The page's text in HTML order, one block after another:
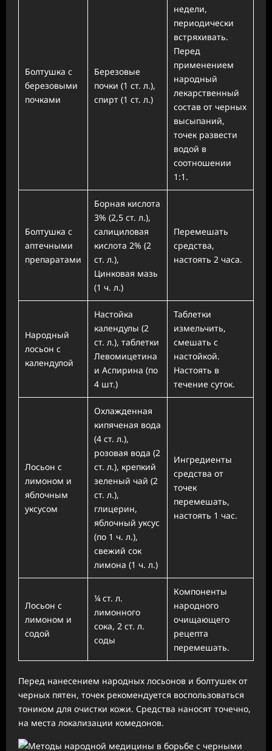
Болтушка с
березовыми
почками
Березовые
почки (1 ст. л.),
спирт (1 ст. л.)
недели,
периодически
встряхивать.
Перед
применением
народный
лекарственный
состав от черных
высыпаний,
точек развести
водой в
соотношении
1:1.
Болтушка с
аптечными
препаратами
Борная кислота
3% (2,5 ст. л.),
салициловая
кислота 2% (2
ст. л.),
Цинковая мазь
(1 ч. л.)
Перемешать
средства,
настоять 2 часа.
Народный
лосьон с
календулой
Настойка
календулы (2
ст. л.), таблетки
Левомицетина
и Аспирина (по
4 шт.)
Таблетки
измельчить,
смешать с
настойкой.
Настоять в
течение суток.
Лосьон с
лимоном и
яблочным
уксусом
Охлажденная
кипяченая вода
(4 ст. л.),
розовая вода (2
ст. л.), крепкий
зеленый чай (2
ст. л.),
глицерин,
яблочный уксус
(по 1 ч. л.),
свежий сок
лимона (1 ч. л.)
Ингредиенты
средства от
точек
перемешать,
настоять 1 час.
Лосьон с
лимоном и
содой
¼ ст. л.
лимонного
сока, 2 ст. л.
соды
Компоненты
народного
очищающего
рецепта
перемешать.
Перед нанесением народных лосьонов и болтушек от
черных пятен, точек рекомендуется воспользоваться
тоником для очистки кожи. Средства наносят точечно,
на места локализации комедонов.